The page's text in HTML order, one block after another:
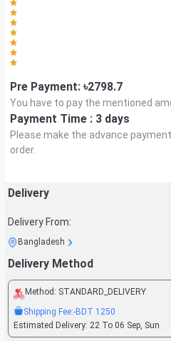
Pre Payment: ৳2798.7
You have to pay the mentioned
Payment Time : 3 days
Please make the advance
order.
Delivery
Delivery From:
Bangladesh
Delivery Method
Method: STANDARD_DELIVERY
Shipping Fee:-BDT 1250
Estimated Delivery: 22 To 06 Sep, Sun